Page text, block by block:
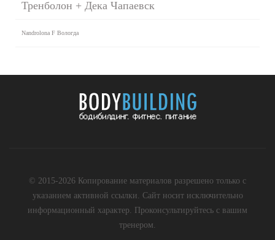
Тренболон + Дека Чапаевск
Nandrolona F Вологда
© 2015-2026 Копирование материалов разрешено только с
указанием активной ссылки. Сайт носит исключительно
информационный характер. Проконсультируйтесь с вашим
тренером.